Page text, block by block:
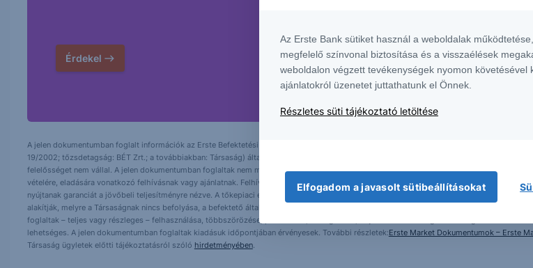
Érdekel
A jelen dokumentumban foglalt információk az Erste Befektetési Zrt. (székhely: 1138 Budapest, Népfürdő u. 24-26.; tev. eng. szám: E-III/
19/2002; tőzsdetagság: BÉT Zrt.; a továbbiakban: Társaság) által hitelesnek tartott forrásokon alapulnak, de azokért a Társaság
felelősséget nem vállal. A jelen dokumentumban foglaltak nem minősíthetők befektetésre való ösztönzésnek, befektetési tanácsadásnak,
vételére, eladására vonatkozó felhívásnak vagy ajánlatnak. Felhívjuk szíves figyelmét arra, hogy a múltbeli teljesítmények, illetve jövőbeli
nyújtanak garanciát a jövőbeli teljesítményre nézve. A tőkepiaci és makrogazdasági helyzetet, a befektetések és azok hozamai alakulását
alakítják, melyre a Társaságnak nincs befolyása, a befektető által hozott döntés következményei a Társaságra nem háríthatók át. A jelen
foglaltak – teljes vagy részleges – felhasználása, többszörözése, publikálása, átdolgozása, terjesztése kizárólag a Társaság előzetes írásos
lehetséges. A jelen dokumentumban foglaltak kiadásuk időpontjában érvényesek. További részletek:Erste Market Dokumentumok – Erste
Társaság ügyletek előtti tájékoztatásról szóló hirdetményében.
Az Erste Bank sütiket használ a weboldalak
megfelelő színvonal biztosítása és a visszaélések
weboldalon végzett tevékenységek nyomon követésével
ajánlatokról üzenetet juttathatunk el Önnek.
Részletes süti tájékoztató letöltése
Elfogadom a javasolt sütibeállításokat